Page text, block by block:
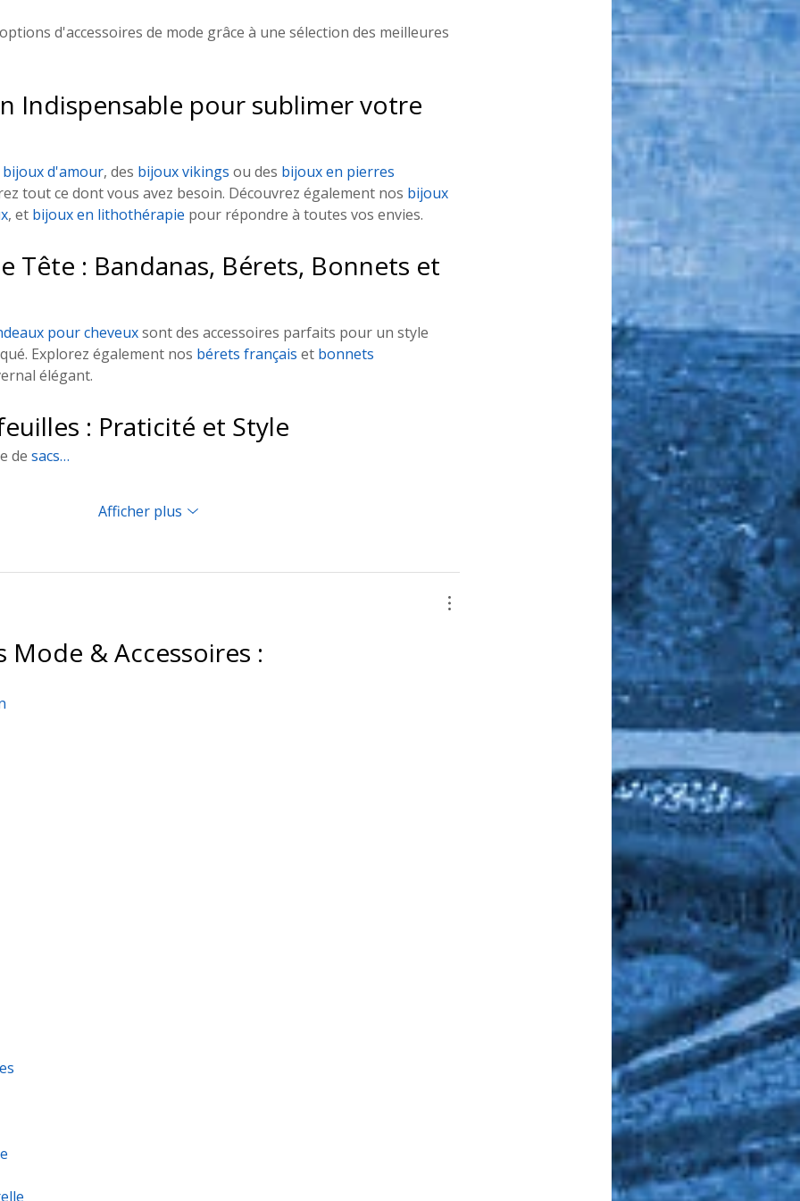
d'accessoires de mode grâce à une sélection des meilleures
Indispensable pour sublimer votre
bijoux d'amour, des bijoux vikings ou des bijoux en pierres
tout ce dont vous avez besoin. Découvrez également nos bijoux
, et bijoux en lithothérapie pour répondre à toutes vos envies.
Tête : Bandanas, Bérets, Bonnets et
pour cheveux sont des accessoires parfaits pour un style
Explorez également nos bérets français et bonnets
élégant.
: Praticité et Style
de sacs…
Afficher plus
Mode & Accessoires :